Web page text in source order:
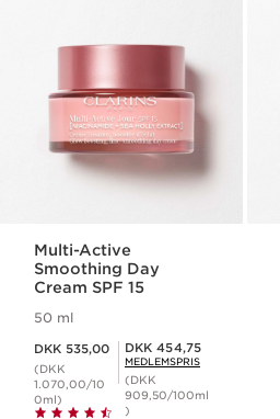
Multi-Active
Smoothing Day
Cream SPF 15
50 ml
DKK 535,00
(DKK
1.070,00/10
0ml)
Medlemspris DKK 454,75
DKK 454,75
MEDLEMSPRIS
(DKK
909,50/100ml
)